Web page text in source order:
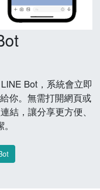
Bot，系統會立即
你。無需打開網頁或
結，讓分享更方便、